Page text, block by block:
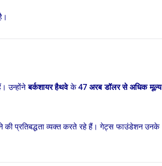
उन्होंनेबर्कशायर हैथवेके47 अरब डॉलर से अधिक मूल्य
प्रतिबद्धता व्यक्त करते रहे हैं। गेट्स फाउंडेशन उनके